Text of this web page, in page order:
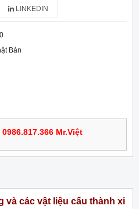
LINKEDIN
Bản
Mr.Việt
và các vật liệu cấu thành xi